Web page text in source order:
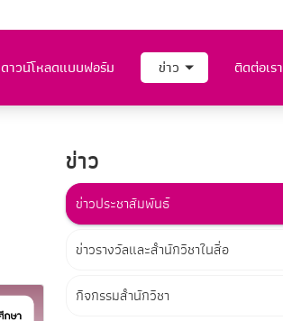
ดาวน์โหลดแบบฟอร์ม ข่าว ติดต่อเรา
ข่าว
ข่าวประชาสัมพันธ์
ข่าวรางวัลและสำนักวิชาในสื่อ
กิจกรรมสำนักวิชา